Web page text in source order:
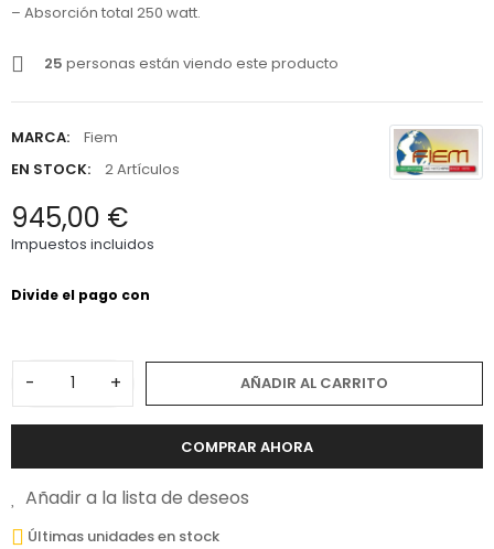
– Absorción total 250 watt.
25 personas están viendo este producto
MARCA:
Fiem
EN STOCK:
2 Artículos
945,00 €
Impuestos incluidos
- + AÑADIR AL CARRITO
COMPRAR AHORA
Añadir a la lista de deseos
Últimas unidades en stock